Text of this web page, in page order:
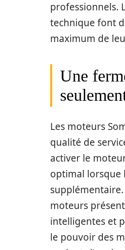
professionnels.
technique font
maximum de
Une
Les moteurs
qualité de
activer le
optimal lorsque
moteurs
intelligentes et
le pouvoir des